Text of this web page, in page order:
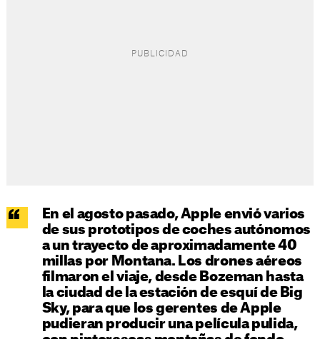
En el agosto pasado, Apple envió varios
de sus prototipos de coches autónomos
a un trayecto de aproximadamente 40
millas por Montana. Los drones aéreos
filmaron el viaje, desde Bozeman hasta
la ciudad de la estación de esquí de Big
Sky, para que los gerentes de Apple
pudieran producir una película pulida,